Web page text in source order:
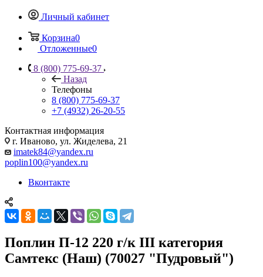
Личный кабинет
Корзина0
Отложенные0
8 (800) 775-69-37
Назад
Телефоны
8 (800) 775-69-37
+7 (4932) 26-20-55
Контактная информация
г. Иваново, ул. Жиделева, 21
imatek84@yandex.ru
poplin100@yandex.ru
Вконтакте
Поплин П-12 220 г/к III категория
Самтекс (Наш) (70027 "Пудровый")